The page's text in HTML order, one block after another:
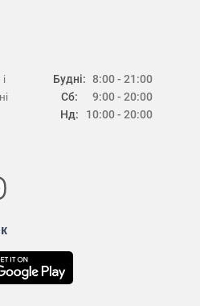
Будні:
Сб:
Нд:
8:00 - 21:00
9:00 - 20:00
10:00 - 20:00